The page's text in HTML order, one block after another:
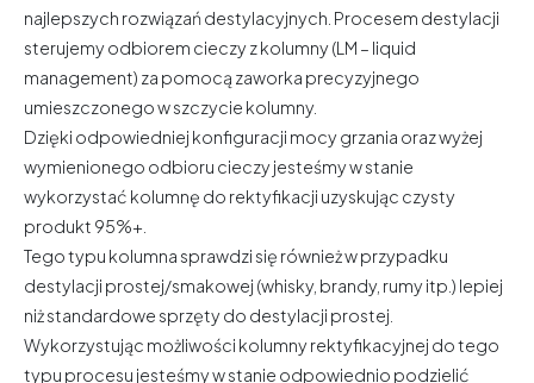
najlepszych rozwiązań destylacyjnych. Procesem destylacji
sterujemy odbiorem cieczy z kolumny (LM – liquid
management) za pomocą zaworka precyzyjnego
umieszczonego w szczycie kolumny.
Dzięki odpowiedniej konfiguracji mocy grzania oraz wyżej
wymienionego odbioru cieczy jesteśmy w stanie
wykorzystać kolumnę do rektyfikacji uzyskując czysty
produkt 95%+.
Tego typu kolumna sprawdzi się również w przypadku
destylacji prostej/smakowej (whisky, brandy, rumy itp.) lepiej
niż standardowe sprzęty do destylacji prostej.
Wykorzystując możliwości kolumny rektyfikacyjnej do tego
typu procesu jesteśmy w stanie odpowiednio podzielić